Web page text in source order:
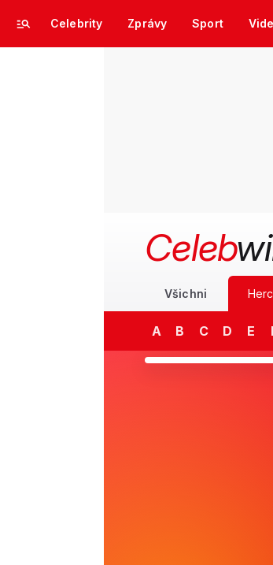
Celebrity Zprávy Sport
Celeb
Všichni
A B C D E